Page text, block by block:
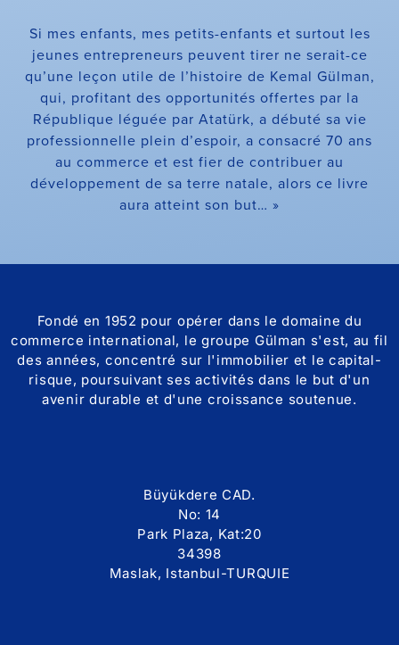
Si mes enfants, mes petits-enfants et surtout les
jeunes entrepreneurs peuvent tirer ne serait-ce
qu’une leçon utile de l’histoire de Kemal Gülman,
qui, profitant des opportunités offertes par la
République léguée par Atatürk, a débuté sa vie
professionnelle plein d’espoir, a consacré 70 ans
au commerce et est fier de contribuer au
développement de sa terre natale, alors ce livre
aura atteint son but… »
Fondé en 1952 pour opérer dans le domaine du
commerce international, le groupe Gülman s'est, au fil
des années, concentré sur l'immobilier et le capital-
risque, poursuivant ses activités dans le but d'un
avenir durable et d'une croissance soutenue.
Büyükdere CAD.
No: 14
Park Plaza, Kat:20
34398
Maslak, Istanbul-TURQUIE